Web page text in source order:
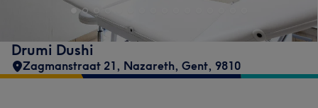
Drumi Dushi
Zagmanstraat 21, Nazareth, Gent, 9810